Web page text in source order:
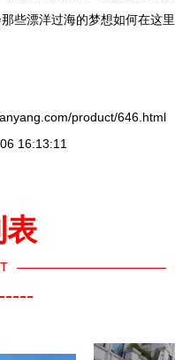
些漂洋过海的梦想如何在这里
product/646.html
16:13:11
表